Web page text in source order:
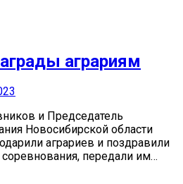
аграриям
и Председатель
Новосибирской области
аграриев и поздравили
передали им…